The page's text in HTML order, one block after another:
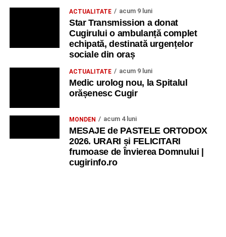
ACTUALITATE acum 9 luni
Star Transmission a donat
Cugirului o ambulanță complet
echipată, destinată urgențelor
sociale din oraș
ACTUALITATE acum 9 luni
Medic urolog nou, la Spitalul
orășenesc Cugir
MONDEN acum 4 luni
MESAJE de PASTELE ORTODOX
2026. URARI și FELICITARI
frumoase de Învierea Domnului |
cugirinfo.ro